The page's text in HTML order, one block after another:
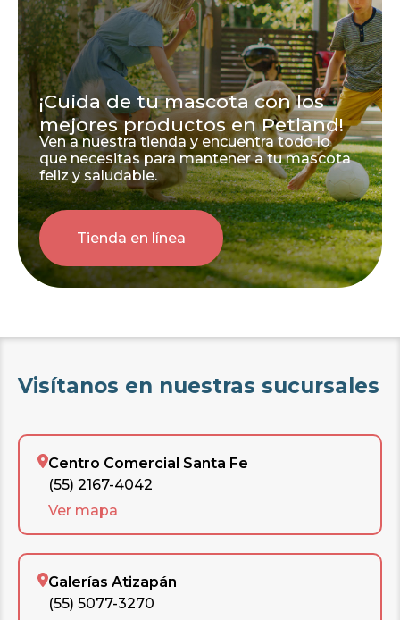
¡Cuida de tu mascota con los
mejores productos en Petland!
Ven a nuestra tienda y encuentra todo lo
que necesitas para mantener a tu mascota
feliz y saludable.
Tienda en línea
Visítanos en nuestras sucursales
Centro Comercial Santa Fe
(55) 2167-4042
Ver mapa
Galerías Atizapán
(55) 5077-3270